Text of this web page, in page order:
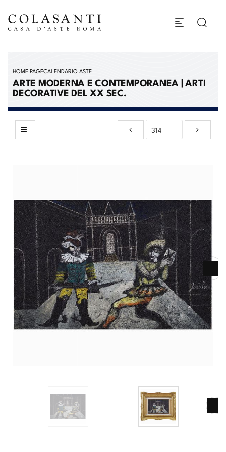
HOME PAGECALENDARIO ASTE
ARTE MODERNA E CONTEMPORANEA | ARTI
DECORATIVE DEL XX SEC.